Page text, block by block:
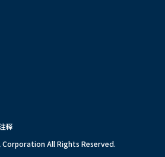
释
Corporation All Rights Reserved.